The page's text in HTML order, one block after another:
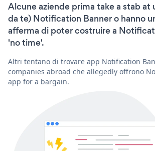
Alcune aziende prima take a stab at
da te) Notification Banner o hanno
afferma di poter costruire a
'no time'.
Altri tentano di trovare app Notification
companies abroad che allegedly offrono
app for a bargain.